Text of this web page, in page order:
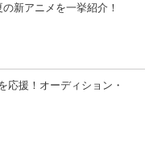
の新アニメを一挙紹介！
応援！オーディション・